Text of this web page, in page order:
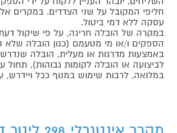
חליפי המקובל על שני הצדדים. במקרים
עסקה ללא דמי ביטול.
במקרה של הובלה חריגה, על פי שיקול
הספקים ו/או מי מטעמם (כגון הובלה שלא
באמצעות מדרגות או מעלית, הובלה
לביצועה או הובלה לקומות גבוהות), תחול
במלואה, לרבות שימוש במנוף ככל ויידרש,